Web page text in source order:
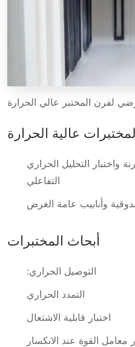
لفرن المختبر عالي الحرارة
عالية الحرارة
واختبار التحليل الحراري
التفاعلي
وأنابيب عامة الغرض
أبحاث المختبرات
التوصيل الحراري:
التمدد الحراري
اختبار قابلية الاشتعال
معامل القوة عند الانكسار